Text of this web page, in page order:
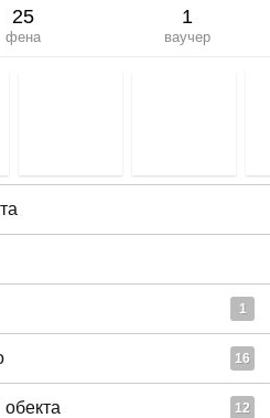
25
фена
1
ваучер
1
16
12